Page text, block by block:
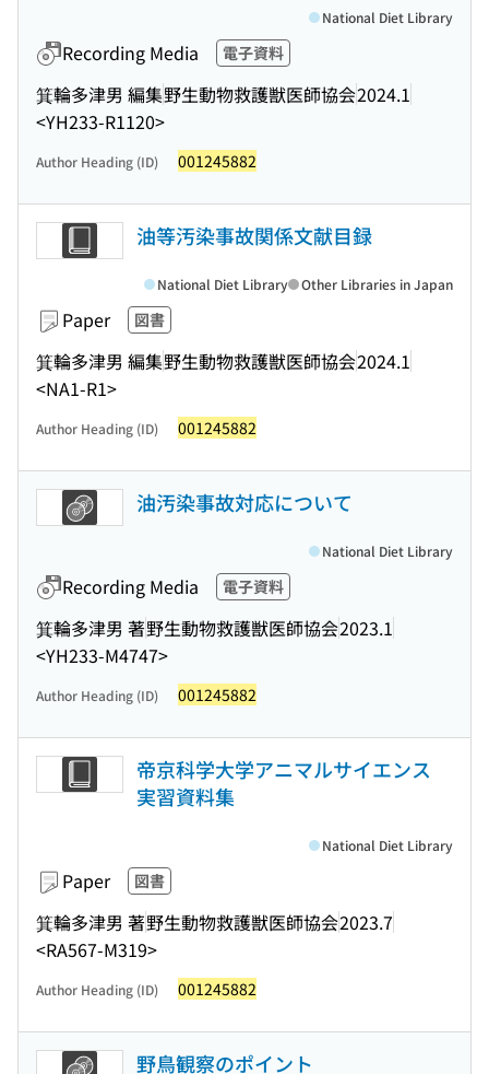
Recording Media 電子資料
箕輪多津男 編集野生動物救護獣医師協会2024.1
<YH233-R1120>
National Diet Library
Author Heading (ID) 001245882
油等汚染事故関係文献目録
Paper 図書
箕輪多津男 編集野生動物救護獣医師協会2024.1
<NA1-R1>
National Diet Library Other Libraries in Japan
Author Heading (ID) 001245882
油汚染事故対応について
Recording Media 電子資料
箕輪多津男 著野生動物救護獣医師協会2023.1
<YH233-M4747>
National Diet Library
Author Heading (ID) 001245882
帝京科学大学アニマルサイエンス
実習資料集
Paper 図書
箕輪多津男 著野生動物救護獣医師協会2023.7
<RA567-M319>
National Diet Library
Author Heading (ID) 001245882
野鳥観察のポイント